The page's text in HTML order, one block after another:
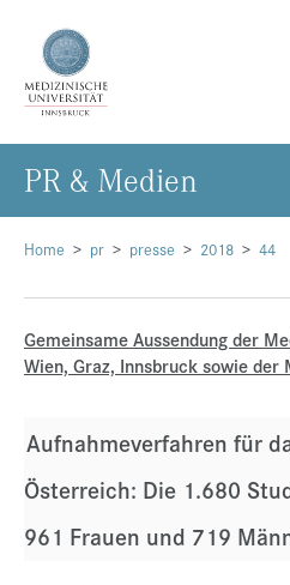
Forschung
Studium & Lehre
Internationales
Events
Home pr presse 2018 44
Gemeinsame Aussendung der
Wien, Graz, Innsbruck sowie
Aufnahmeverfahren für
Österreich: Die 1.680
961 Frauen und 719
PR & Me­di­en